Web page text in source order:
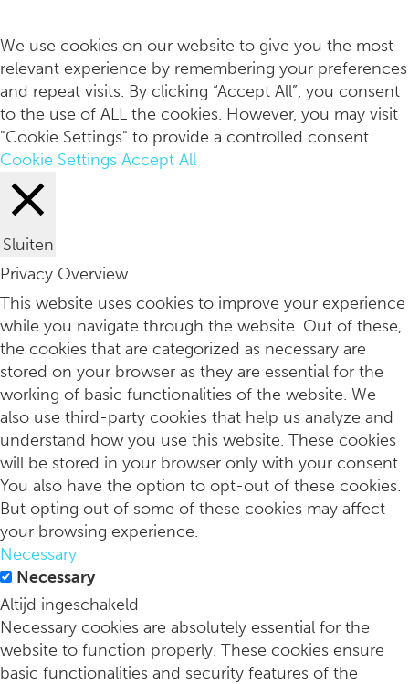
De zomertijd is er weer: waarom dat volgens
4 slimme manieren om van jouw Pumpkin Spice Latte
info
We use cookies on our website to give you the most
relevant experience by remembering your preferences
and repeat visits. By clicking “Accept All”, you consent
to the use of ALL the cookies. However, you may visit
"Cookie Settings" to provide a controlled consent.
Cookie Settings Accept All
Sluiten
Privacy Overview
This website uses cookies to improve your experience
while you navigate through the website. Out of these,
the cookies that are categorized as necessary are
stored on your browser as they are essential for the
working of basic functionalities of the website. We
also use third-party cookies that help us analyze and
understand how you use this website. These cookies
will be stored in your browser only with your consent.
You also have the option to opt-out of these cookies.
But opting out of some of these cookies may affect
your browsing experience.
Necessary
Necessary
Altijd ingeschakeld
Necessary cookies are absolutely essential for the
website to function properly. These cookies ensure
basic functionalities and security features of the